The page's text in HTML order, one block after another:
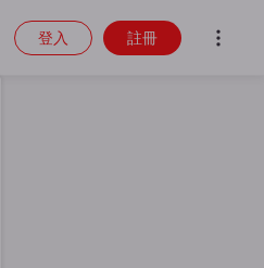
登入 註冊